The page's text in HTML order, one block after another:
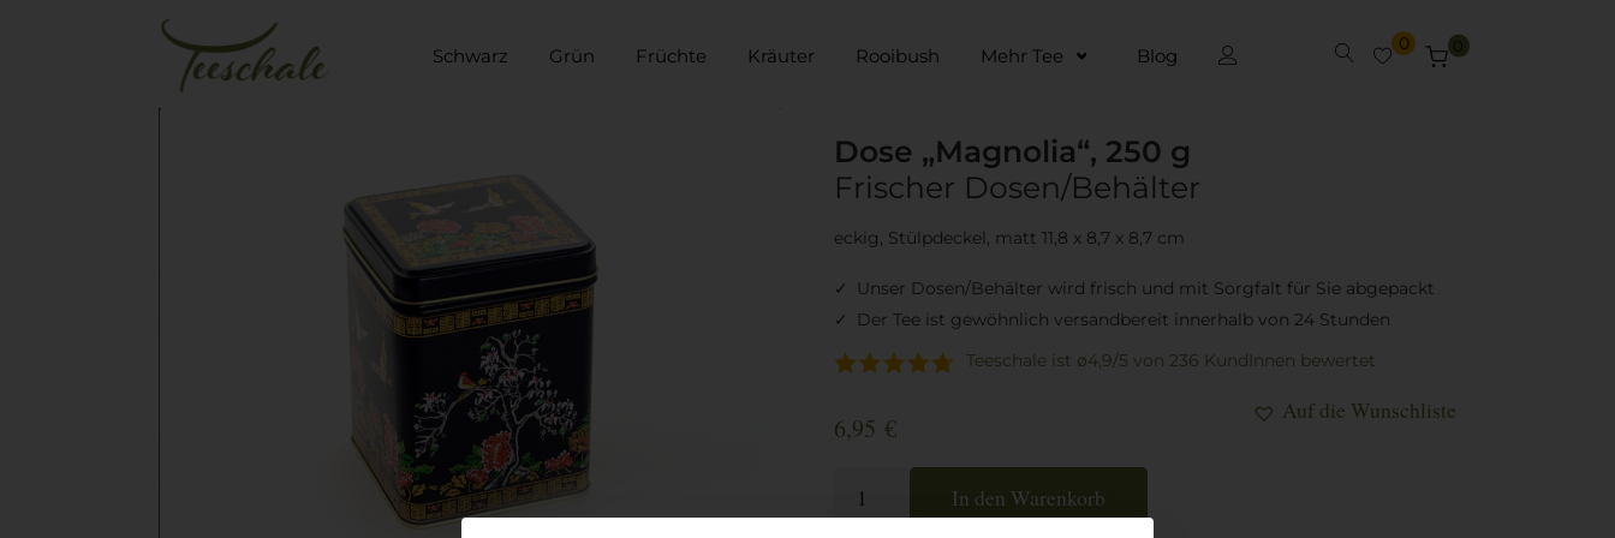
Schwarz Grün Früchte Kräuter Rooibush Mehr Tee Blog
0
Dose „Magnolia“, 250 g
Frischer Dosen/Behälter
eckig, Stülpdeckel, matt 11,8 x 8,7 x 8,7 cm
Unser Dosen/Behälter wird frisch und mit Sorgfalt für Sie abgepackt
Der Tee ist gewöhnlich versandbereit innerhalb von 24 Stunden
Teeschale ist ø4,9/5 von 236 KundInnen bewertet
Auf die Wunschliste
6,95 €
"Magnolia",
In den Warenkorb